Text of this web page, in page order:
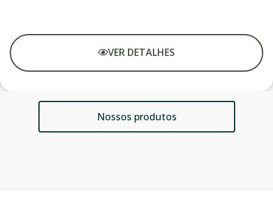
VER DETALHES
Nossos produtos